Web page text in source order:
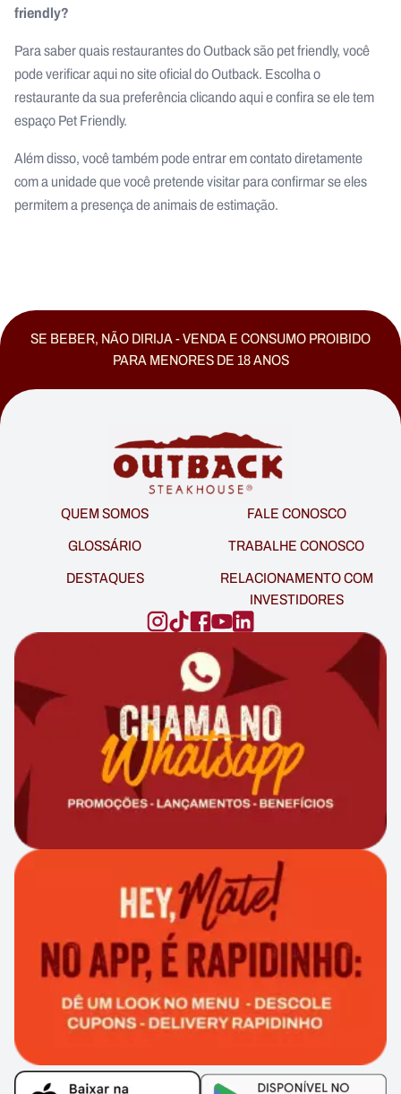
friendly?
Para saber quais restaurantes do Outback são pet friendly, você
pode verificar aqui no site oficial do Outback. Escolha o
restaurante da sua preferência clicando aqui e confira se ele tem
espaço Pet Friendly.
Além disso, você também pode entrar em contato diretamente
com a unidade que você pretende visitar para confirmar se eles
permitem a presença de animais de estimação.
SE BEBER, NÃO DIRIJA - VENDA E CONSUMO PROIBIDO
PARA MENORES DE 18 ANOS
QUEM SOMOS
FALE CONOSCO
GLOSSÁRIO
TRABALHE CONOSCO
DESTAQUES
RELACIONAMENTO COM
INVESTIDORES